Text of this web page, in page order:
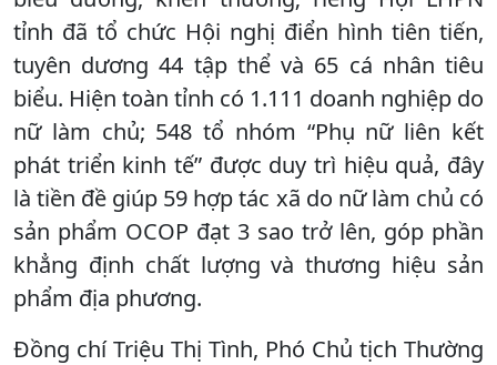
tỉnh đã tổ chức Hội nghị điển hình tiên tiến,
tuyên dương 44 tập thể và 65 cá nhân tiêu
biểu. Hiện toàn tỉnh có 1.111 doanh nghiệp do
nữ làm chủ; 548 tổ nhóm “Phụ nữ liên kết
phát triển kinh tế” được duy trì hiệu quả, đây
là tiền đề giúp 59 hợp tác xã do nữ làm chủ có
sản phẩm OCOP đạt 3 sao trở lên, góp phần
khẳng định chất lượng và thương hiệu sản
phẩm địa phương.
Đồng chí Triệu Thị Tình, Phó Chủ tịch Thường